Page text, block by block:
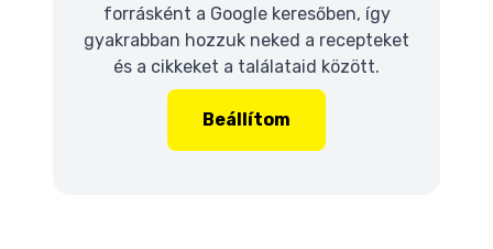
forrásként a Google keresőben, így
gyakrabban hozzuk neked a recepteket
és a cikkeket a találataid között.
Beállítom